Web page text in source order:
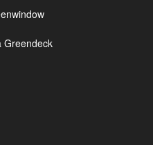
Greendeck